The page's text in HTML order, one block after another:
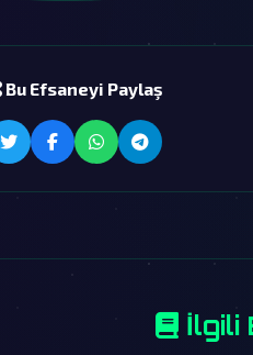
Bu Efsaneyi Paylaş
İlgili